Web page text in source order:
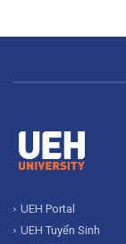
UEH Portal
UEH Tuyển Sinh